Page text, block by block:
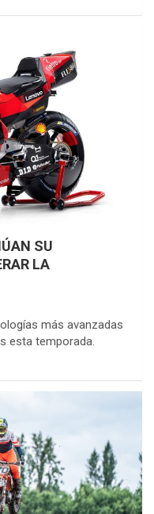
SU
LA
más avanzadas
esta temporada.